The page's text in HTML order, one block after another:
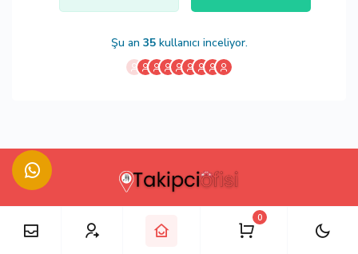
0
Şu an 35kullanıcı inceliyor.